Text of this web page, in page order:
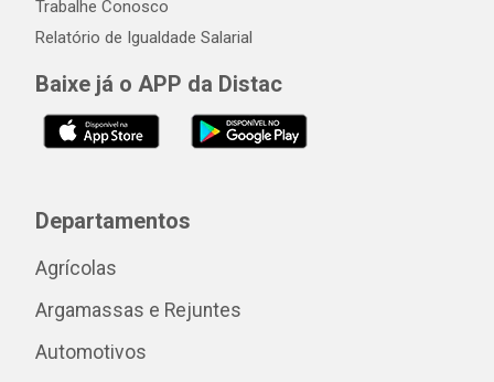
Trabalhe Conosco
Relatório de Igualdade Salarial
Baixe já o APP da Distac
Departamentos
Agrícolas
Argamassas e Rejuntes
Automotivos